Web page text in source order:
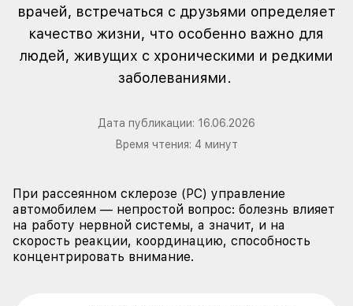
врачей, встречаться с друзьями определяет
качество жизни, что особенно важно для
людей, живущих с хроническими и редкими
заболеваниями.
Дата публикации: 16.06.2026
Время чтения: 4 минут
При рассеянном склерозе (РС) управление
автомобилем — непростой вопрос: болезнь влияет
на работу нервной системы, а значит, и на
скорость реакции, координацию, способность
концентрировать внимание.